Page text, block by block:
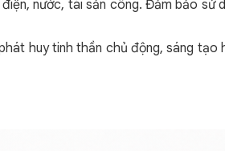
nước, tài sản công. Đảm bảo sử
huy tinh thần chủ động, sáng tạo